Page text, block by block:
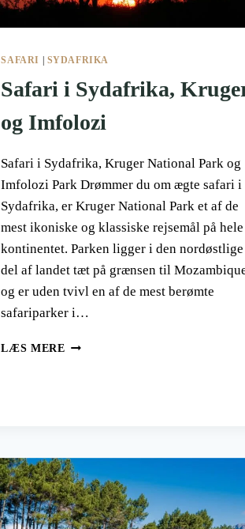
SAFARI SYDAFRIKA
Safari i Sydafrika,
og Imfolozi
Safari i Sydafrika, Kruger National Park og
Imfolozi Park Drømmer du om ægte safari i
Sydafrika, er Kruger National Park et af de
mest ikoniske og klassiske rejsemål på hele
kontinentet. Parken ligger i den nordøstlige
del af landet tæt på grænsen til
og er uden tvivl en af de mest berømte
safariparker i…
LÆS MERE SAFARI